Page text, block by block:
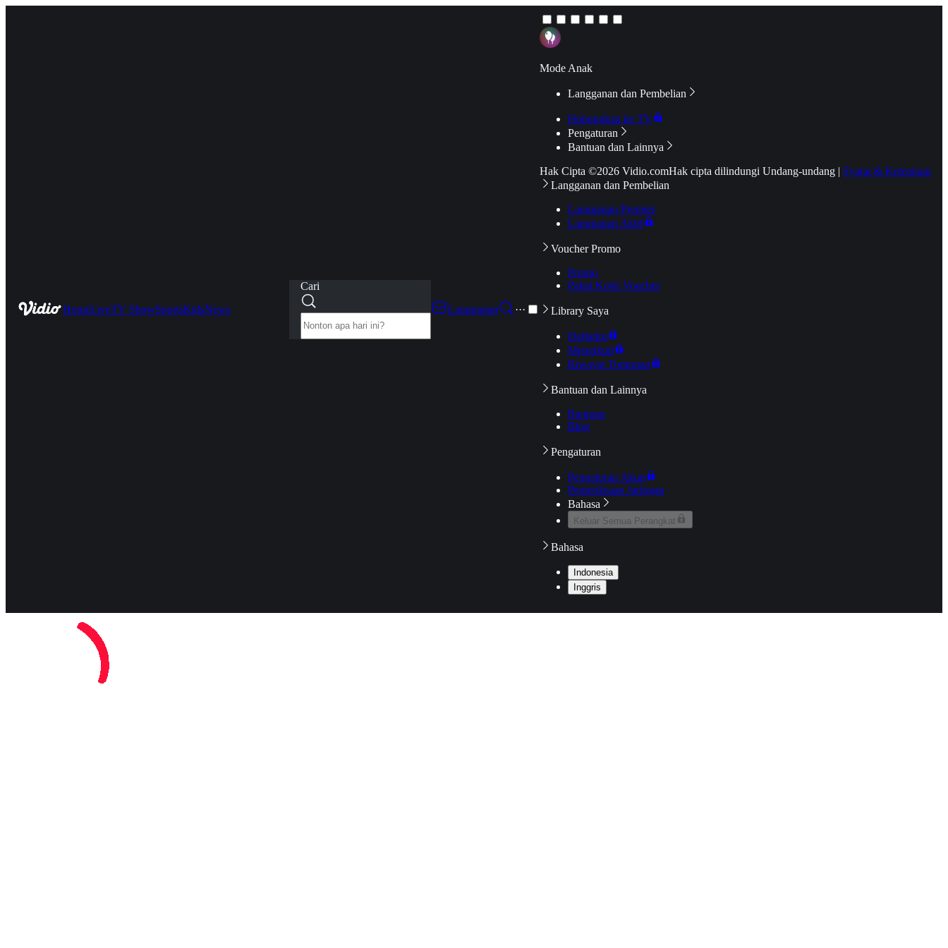
HomeLiveTV ShowSportsKidsNews
Cari
Langganan
···
Mode Anak
Langganan dan Pembelian
Hubungkan ke TV
Pengaturan
Bantuan dan Lainnya
Hak Cipta ©2026 Vidio.comHak cipta dilindungi Undang-undang | Syarat & Ketentuan
Langganan dan Pembelian
Langganan Premier
Langganan Aktif
Voucher Promo
Promo
Pakai Kode Voucher
Library Saya
Daftarku
Mengikuti
Riwayat Tontonan
Bantuan dan Lainnya
Bantuan
Blog
Pengaturan
Pengaturan Akun
Pemeriksaan Jaringan
Bahasa
Keluar Semua Perangkat
Bahasa
Indonesia
Inggris